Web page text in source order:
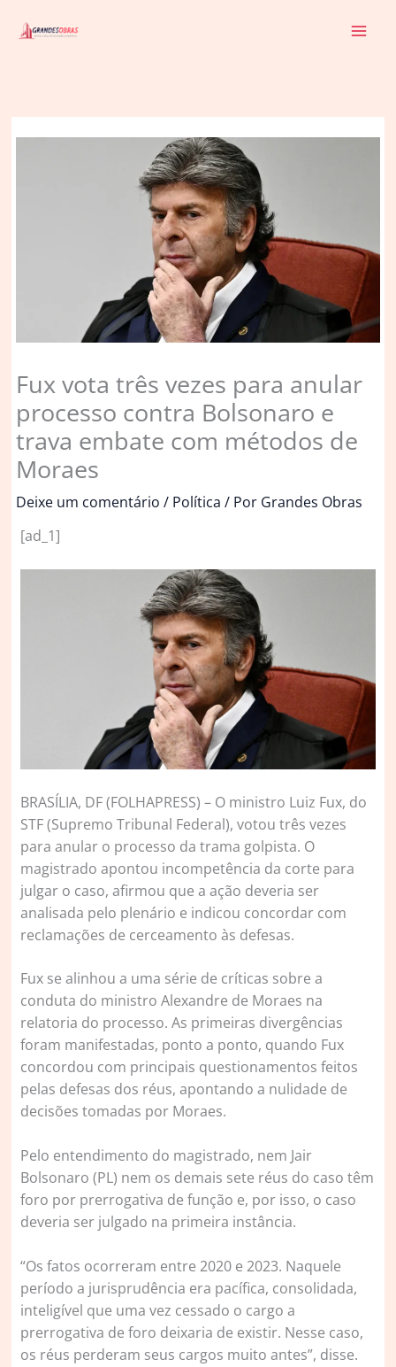
para
Fux vota três vezes para anular
processo contra Bolsonaro e
trava embate com métodos de
Moraes
Deixe um comentário / Política / Por Grandes Obras
[ad_1]
BRASÍLIA, DF (FOLHAPRESS) – O ministro Luiz Fux, do
STF (Supremo Tribunal Federal), votou três vezes
para anular o processo da trama golpista. O
magistrado apontou incompetência da corte para
julgar o caso, afirmou que a ação deveria ser
analisada pelo plenário e indicou concordar com
reclamações de cerceamento às defesas.
Fux se alinhou a uma série de críticas sobre a
conduta do ministro Alexandre de Moraes na
relatoria do processo. As primeiras divergências
foram manifestadas, ponto a ponto, quando Fux
concordou com principais questionamentos feitos
pelas defesas dos réus, apontando a nulidade de
decisões tomadas por Moraes.
Pelo entendimento do magistrado, nem Jair
Bolsonaro (PL) nem os demais sete réus do caso têm
foro por prerrogativa de função e, por isso, o caso
deveria ser julgado na primeira instância.
“Os fatos ocorreram entre 2020 e 2023. Naquele
período a jurisprudência era pacífica, consolidada,
inteligível que uma vez cessado o cargo a
prerrogativa de foro deixaria de existir. Nesse caso,
os réus perderam seus cargos muito antes”, disse.